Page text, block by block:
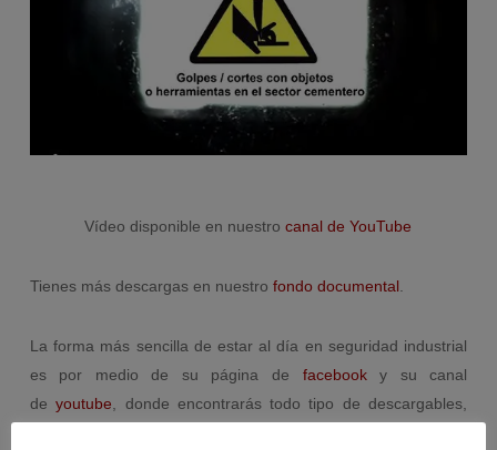
Vídeo disponible en nuestrocanal de YouTube
Tienes más descargas en nuestro fondo documental
La forma más sencilla de estar al día en seguridad industrial
es por medio de su página de facebooky su canal
deyoutube , donde encontrarás todo tipo de descargables,